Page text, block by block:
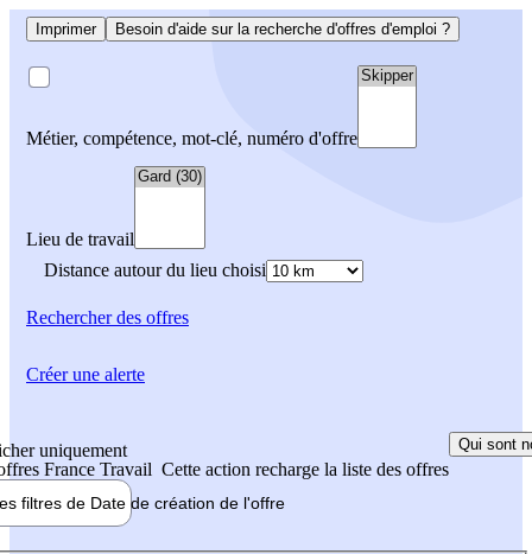
Imprimer Besoin d'aide sur la recherche d'offres d'emploi ?
Métier, compétence, mot-clé, numéro d'offre
Lieu de travail
Distance autour du lieu choisi
Rechercherdes offres
uniquement
France Travail Cette action recharge la liste des offres
Qui sont
filtres de Date de création de l'offre
Créer une alerte